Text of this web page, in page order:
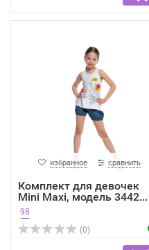
избранное сравнить
Комплект для девочек
Mini Maxi, модель 3442...
98
(0)